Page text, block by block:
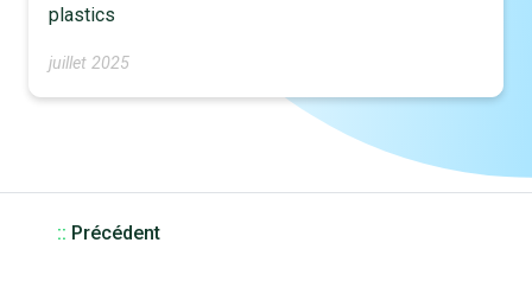
plastics
juillet 2025
:: Précédent